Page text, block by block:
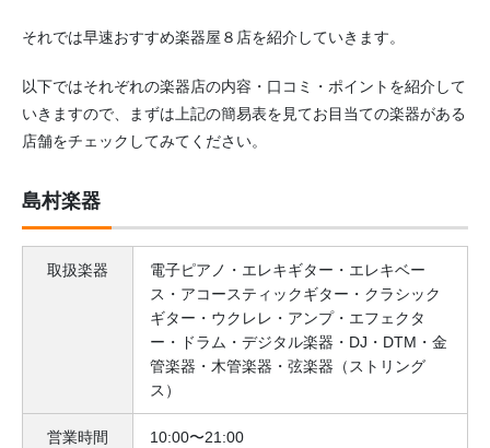
それでは早速おすすめ楽器屋８店を紹介していきます。
以下ではそれぞれの楽器店の内容・口コミ・ポイントを紹介して
いきますので、まずは上記の簡易表を見てお目当ての楽器がある
店舗をチェックしてみてください。
島村楽器
取扱楽器
電子ピアノ・エレキギター・エレキベー
ス・アコースティックギター・クラシック
ギター・ウクレレ・アンプ・エフェクタ
ー・ドラム・デジタル楽器・DJ・DTM・金
管楽器・木管楽器・弦楽器（ストリング
ス）
営業時間 10:00〜21:00